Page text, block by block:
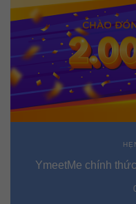
YmeetMe chính